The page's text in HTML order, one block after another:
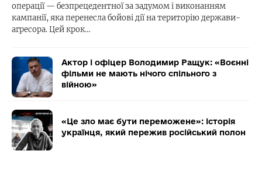
операції — безпрецедентної за задумом і виконанням
кампанії, яка перенесла бойові дії на територію держави-
агресора. Цей крок…
Актор і офіцер Володимир Ращук: «Воєнні
фільми не мають нічого спільного з
війною»
«Це зло має бути переможене»: історія
українця, який пережив російський полон